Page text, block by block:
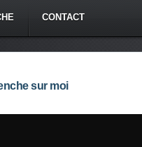
CONTACT
sur moi